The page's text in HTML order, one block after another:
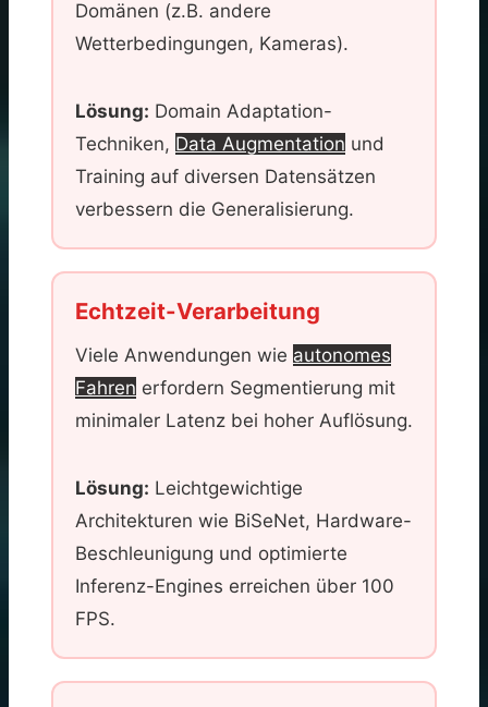
Domänen (z.B. andere
Wetterbedingungen, Kameras).
Lösung: Domain Adaptation-
Techniken, Data Augmentation und
Training auf diversen Datensätzen
verbessern die Generalisierung.
Echtzeit-Verarbeitung
Viele Anwendungen wie autonomes
Fahren erfordern Segmentierung mit
minimaler Latenz bei hoher Auflösung.
Lösung: Leichtgewichtige
Architekturen wie BiSeNet, Hardware-
Beschleunigung und optimierte
Inferenz-Engines erreichen über 100
FPS.